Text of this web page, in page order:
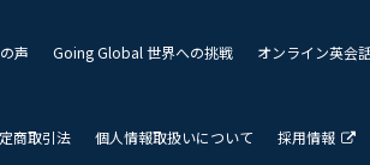
声 Going Global 世界への挑戦 オンライン英会
商取引法 個人情報取扱いについて 採用情報